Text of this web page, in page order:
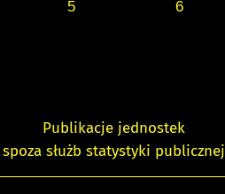
5 6
Publikacje jednostek
spoza służb statystyki publicznej